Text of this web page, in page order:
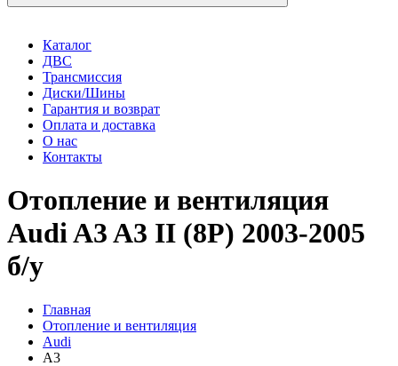
Каталог
ДВС
Трансмиссия
Диски/Шины
Гарантия и возврат
Оплата и доставка
О нас
Контакты
Отопление и вентиляция
Audi A3 A3 II (8P) 2003-2005
б/у
Главная
Отопление и вентиляция
Audi
A3